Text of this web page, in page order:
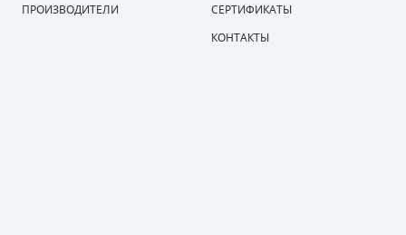
ПРОИЗВОДИТЕЛИ
СЕРТИФИКАТЫ
КОНТАКТЫ